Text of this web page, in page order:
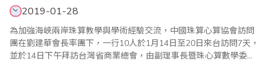
2019-01-28
為加強海峽兩岸珠算教學與學術經驗交流，中國珠算心算協會訪問
團在劉建華會長率團下，一行10人於1月14日至20日來台訪問7天，
並於14日下午拜訪台灣省商業總會，由副理事長暨珠心算數學委員